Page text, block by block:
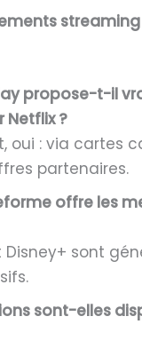
propose-t-il
Netflix ?
oui : via cartes
partenaires.
offre les
Disney+ sont
sont-elles